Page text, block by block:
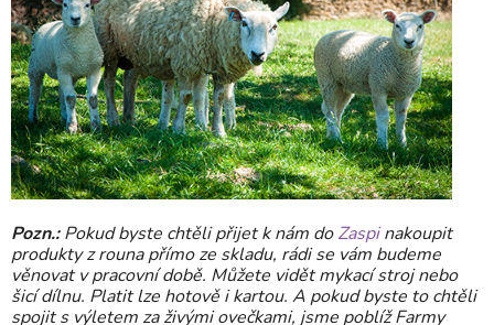
Pozn.:Pokud byste chtěli přijet k nám doZaspinakoupit
produkty z rouna přímo ze skladu, rádi se vám budeme
věnovat v pracovní době. Můžete vidět mykací stroj nebo
šicí dílnu. Platit lze hotově i kartou. A pokud byste to chtěli
spojit s výletem za živými ovečkami, jsme poblíž Farmy